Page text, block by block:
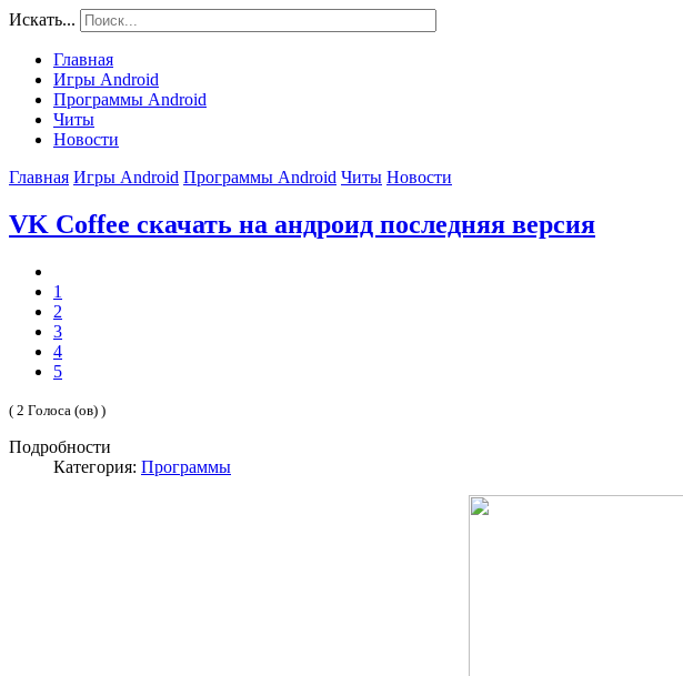
Искать...
Главная
Игры Android
Программы Android
Читы
Новости
Главная Игры Android Программы Android Читы Новости
VK Coffee скачать на андроид последняя версия
1
2
3
4
5
( 2 Голоса (ов) )
Подробности
Категория: Программы